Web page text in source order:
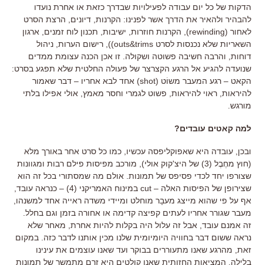
הדקות של כל יום עבודה לפעילויות שבדרך כזאת או אחרת נועדו
להבהיר ולהאיר את הדרך אשר לפנינו: הקרנות, דיונים, הרצת הסרט
לאחור (rewinding), הקרנות חוזרות, ישיבות, תכנון לוח זמנים, ארגון
השאריות שלא נכנסות לסרט outs&trims)), רישום הערות, ניהול
דוחות, והרבה חשיבה פשוטה ושקולה. זו אכן הכנה עצומת ממדים
שנועדה להגיע אל הרגע הקצרצר של פעולה החלטית שלא תפגע בסרט:
הקאט – רגע המעבר משוֹט (shot) אחד לבא אחריו – דבר שאמור
להיראות, ראוי להיראות, פשוט לגמרי וחסר מאמץ, אולי אפילו בלתי
מורגש.
למה קאטים עובדים?
ובכן, עובדה היא שאפוקליפסה עכשיו, כמו כל סרט אחר באורך מלא
(חוץ מחֶבֶל (3) של היצ'קוק אולי), מורכב מפיסות פילם רבות ומגוונות
שצורפו יחד לכדי פסיפס של תמונות. אולם מה שמסתורי בכל זה הוא
שצירופן של הפיסות האלה – cut במינוח האמריקני (4) – כנראה עובד,
אף על פי שהוא מייצג מעבָר מוחלט ומיידי משדה ראייה אחד למשנהו,
מעבר שגורר אחריו לעתים קפיצה קדימה או אחורה בזמן וגם בחלל.
זה אמנם עובד, אבל זה עלול היה בקלות להיות אחרת, מאחר שלא
נראה ששום דבר בחוויה היומיומית שלנו מכין אותנו לדבר כזה. במקום
זאת, מהרגע שאנו מתעוררים בבוקר ועד שאנו עוצמים את עינינו
בלילה, המציאות החזותית שאנו קולטים היא זרם מתמשך של תמונות